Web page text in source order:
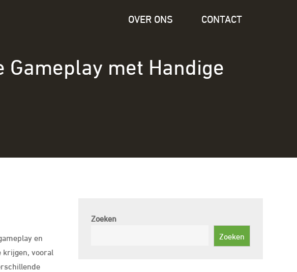
OVER ONS CONTACT
met Handige
en
krijgen, vooral
Zoeken
Zoeken